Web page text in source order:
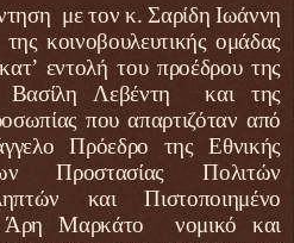
με τον κ. Σαρίδη Ιωάννη
κοινοβουλευτικής ομάδας
εντολή του προέδρου της
Λεβέντη και της
που απαρτιζόταν από
Πρόεδρο της Εθνικής
Προστασίας Πολιτών
και Πιστοποιημένο
Άρη Μαρκάτο νομικό και